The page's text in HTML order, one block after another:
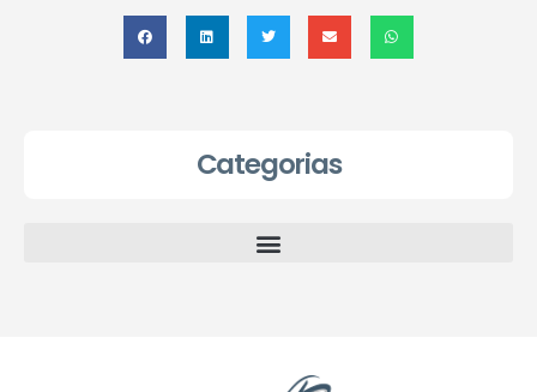
Categorias